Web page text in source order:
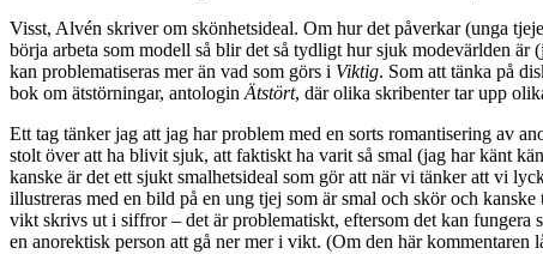
Visst, Alvén skriver om skönhetsideal. Om hur det påverkar (unga
börja arbeta som modell så blir det så tydligt hur sjuk modevärlden
kan problematiseras mer än vad som görs i Viktig. Som att tänka på
bok om ätstörningar, antologin Ätstört, där olika skribenter tar upp
Ett tag tänker jag att jag har problem med en sorts romantisering av
stolt över att ha blivit sjuk, att faktiskt ha varit så smal (jag har känt
kanske är det ett sjukt smalhetsideal som gör att när vi tänker att vi
illustreras med en bild på en ung tjej som är smal och skör och
vikt skrivs ut i siffror – det är problematiskt, eftersom det kan fungera
en anorektisk person att gå ner mer i vikt. (Om den här